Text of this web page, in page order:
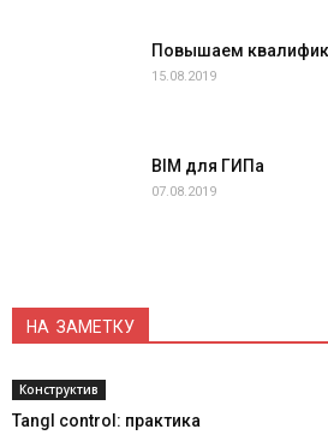
Повышаем
15.08.2019
BIM для ГИПа
07.08.2019
НА ЗАМЕТКУ
Конструктив
Tangl control: практика